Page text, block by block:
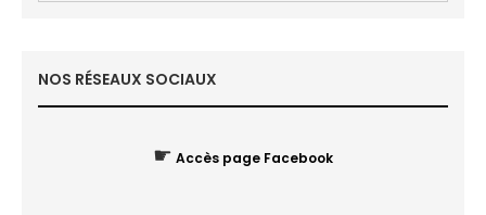
NOS RÉSEAUX SOCIAUX
☛ Accès page Facebook